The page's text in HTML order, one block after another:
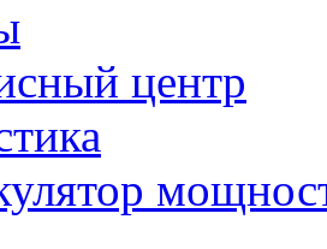
центр